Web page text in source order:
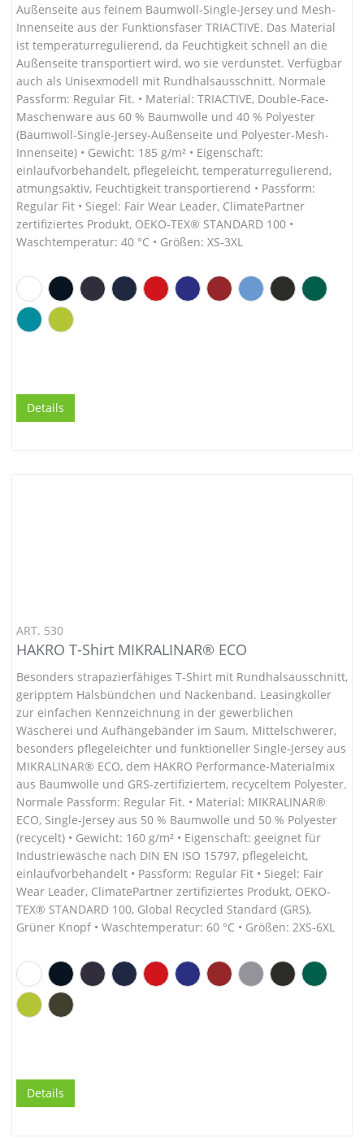
Außenseite aus feinem Baumwoll-Single-Jersey und Mesh-
Innenseite aus der Funktionsfaser TRIACTIVE. Das Material
ist temperaturregulierend, da Feuchtigkeit schnell an die
Außenseite transportiert wird, wo sie verdunstet. Verfügbar
auch als Unisexmodell mit Rundhalsausschnitt. Normale
Passform: Regular Fit. • Material: TRIACTIVE, Double-Face-
Maschenware aus 60 % Baumwolle und 40 % Polyester
(Baumwoll-Single-Jersey-Außenseite und Polyester-Mesh-
Innenseite) • Gewicht: 185 g/m² • Eigenschaft:
einlaufvorbehandelt, pflegeleicht, temperaturregulierend,
atmungsaktiv, Feuchtigkeit transportierend • Passform:
Regular Fit • Siegel: Fair Wear Leader, ClimatePartner
zertifiziertes Produkt, OEKO-TEX® STANDARD 100 •
Waschtemperatur: 40 °C • Größen: XS-3XL
Details
ART. 530
HAKRO T-Shirt MIKRALINAR® ECO
Besonders strapazierfähiges T-Shirt mit Rundhalsausschnitt,
geripptem Halsbündchen und Nackenband. Leasingkoller
zur einfachen Kennzeichnung in der gewerblichen
Wäscherei und Aufhängebänder im Saum. Mittelschwerer,
besonders pflegeleichter und funktioneller Single-Jersey aus
MIKRALINAR® ECO, dem HAKRO Performance-Materialmix
aus Baumwolle und GRS-zertifiziertem, recyceltem Polyester.
Normale Passform: Regular Fit. • Material: MIKRALINAR®
ECO, Single-Jersey aus 50 % Baumwolle und 50 % Polyester
(recycelt) • Gewicht: 160 g/m² • Eigenschaft: geeignet für
Industriewäsche nach DIN EN ISO 15797, pflegeleicht,
einlaufvorbehandelt • Passform: Regular Fit • Siegel: Fair
Wear Leader, ClimatePartner zertifiziertes Produkt, OEKO-
TEX® STANDARD 100, Global Recycled Standard (GRS),
Grüner Knopf • Waschtemperatur: 60 °C • Größen: 2XS-6XL
Details